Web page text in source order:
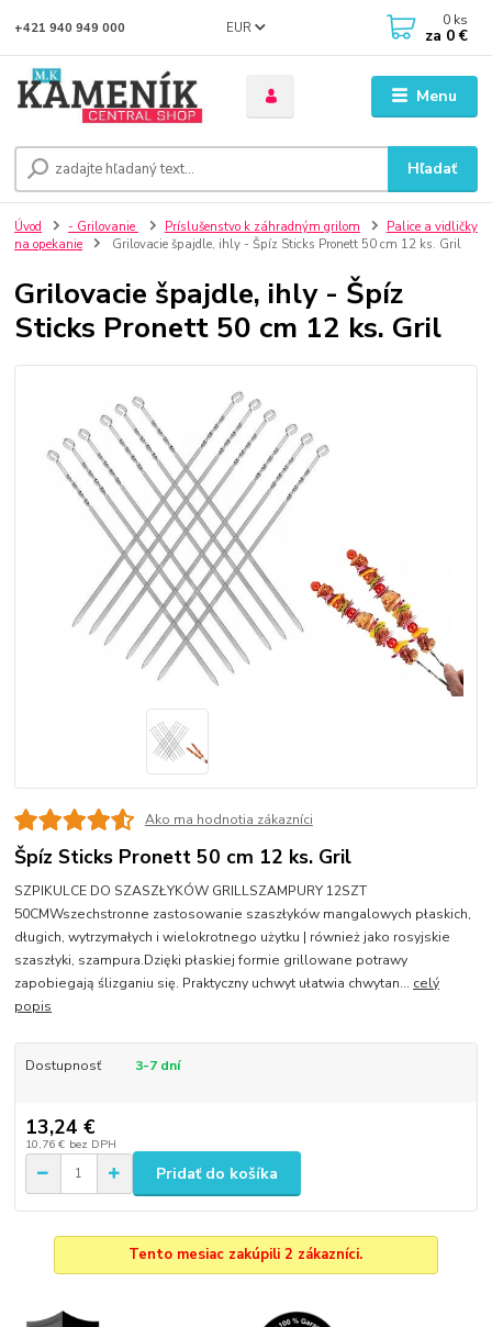
Menu
EUR
Hľadať
+421 940 949 000 0 ks
za 0 €
Úvod - Grilovanie Príslušenstvo k záhradným grilom
Palice a vidličky
na opekanie
Grilovacie špajdle, ihly - Špíz Sticks Pronett 50 cm 12 ks. Gril
Grilovacie špajdle, ihly - Špíz
Sticks Pronett 50 cm 12 ks. Gril
Ako ma hodnotia zákazníci
Špíz Sticks Pronett 50 cm 12 ks. Gril
SZPIKULCE DO SZASZŁYKÓW GRILLSZAMPURY 12SZT
50CMWszechstronne zastosowanie szaszłyków mangalowych płaskich,
długich, wytrzymałych i wielokrotnego użytku | również jako rosyjskie
szaszłyki, szampura.Dzięki płaskiej formie grillowane potrawy
zapobiegają ślizganiu się. Praktyczny uchwyt ułatwia chwytan... celý
popis
Dostupnosť 3-7 dní
13,24 €
10,76 € bez DPH
Pridať do košíka
Tento mesiac zakúpili 2 zákazníci.